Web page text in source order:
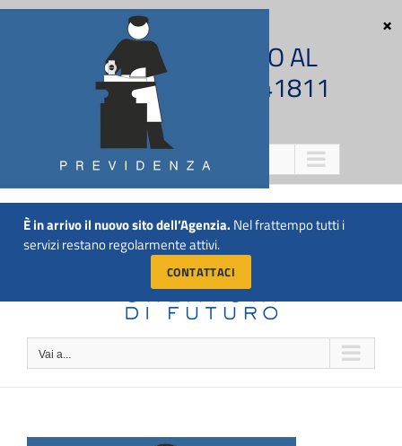
Salta
CHIAMACI SUBITO AL
NUMERO 011 5741811
Vai a...
Vai a...
È in arrivo il nuovo sito dell’Agenzia. Nel frattempo tutti i
servizi restano regolarmente attivi.
CONTATTACI